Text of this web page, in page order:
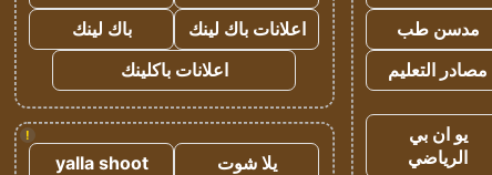
مدسن طب
مصادر التعليم
يو ان بي
الرياضي
اعلانات باك لينك
باك لينك
اعلانات باكلينك
!
يلا شوت
yalla shoot